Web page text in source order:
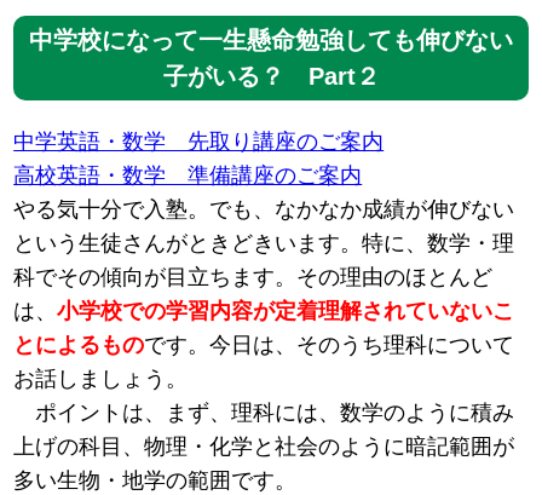
中学校になって一生懸命勉強しても伸びない
子がいる？ Part２
中学英語・数学 先取り講座のご案内
高校英語・数学 準備講座のご案内
やる気十分で入塾。でも、なかなか成績が伸びない
という生徒さんがときどきいます。特に、数学・理
科でその傾向が目立ちます。その理由のほとんど
は、小学校での学習内容が定着理解されていないこ
とによるものです。今日は、そのうち理科について
お話しましょう。
ポイントは、まず、理科には、数学のように積み
上げの科目、物理・化学と社会のように暗記範囲が
多い生物・地学の範囲です。